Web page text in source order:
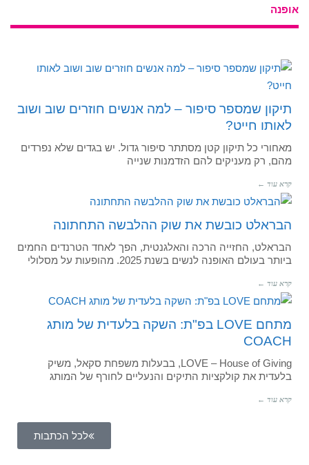
אופנה
תיקון שמספר סיפור – למה אנשים חוזרים שוב ושוב
לאותו חייט?
מאחורי כל תיקון קטן מסתתר סיפור גדול. יש בגדים שלא נפרדים
מהם, רק מעניקים להם הזדמנות שנייה
קרא עוד ←
הבראלט כובשת את שוק ההלבשה התחתונה
הבראלט, החזייה הרכה והאלגנטית, הפך לאחד הטרנדים החמים
ביותר בעולם האופנה לנשים בשנת 2025. מהופעות על מסלולי
קרא עוד ←
מתחם LOVE בפ"ת: השקה בלעדית של מותג
COACH
LOVE – House of Giving, בבעלות משפחת סקאל, משיק
בלעדית את קולקציות התיקים והנעליים לחורף של המותג
קרא עוד ←
לכל הכתבות